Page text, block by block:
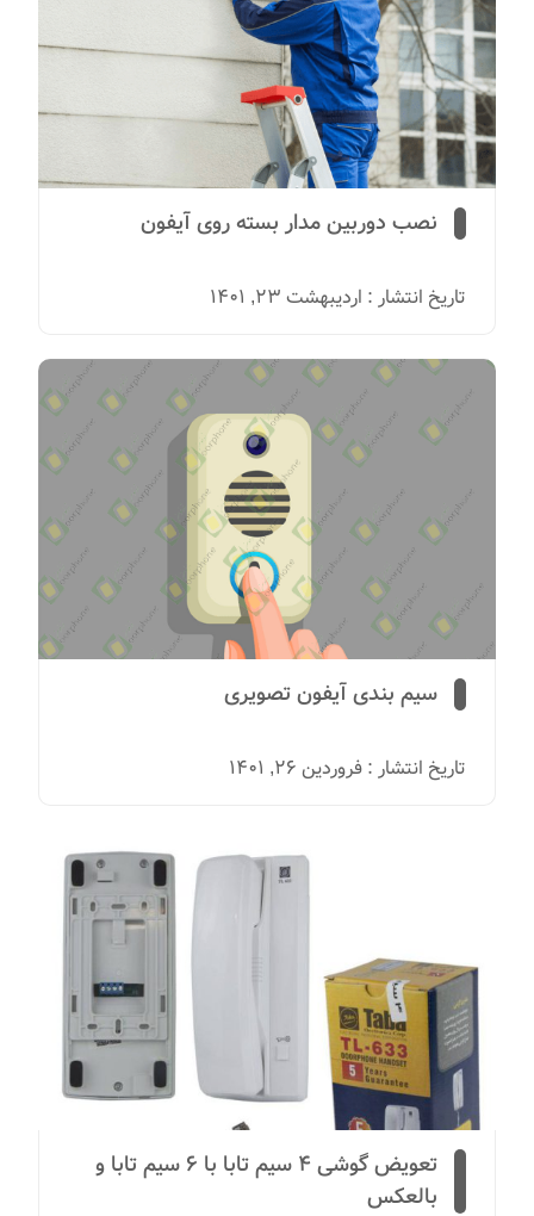
نصب دوربین مدار بسته روی آیفون
تاریخ انتشار : اردیبهشت 23, 1401
سیم بندی آیفون تصویری
تاریخ انتشار : فروردین 26, 1401
تعویض گوشی 4 سیم تابا با 6 سیم تابا و
بالعکس